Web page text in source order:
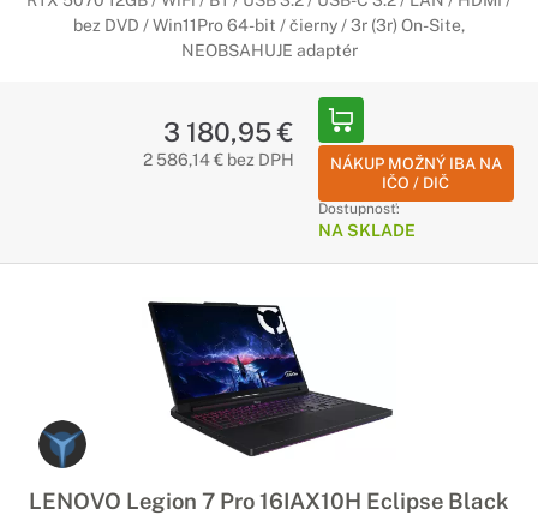
bez DVD / Win11Pro 64-bit / čierny / 3r (3r) On-Site,
NEOBSAHUJE adaptér
3 180,95 €
2 586,14 € bez DPH
NÁKUP MOŽNÝ IBA NA
IČO / DIČ
Dostupnosť:
NA SKLADE
LENOVO Legion 7 Pro 16IAX10H Eclipse Black